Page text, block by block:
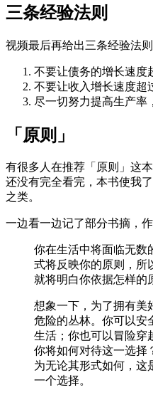
三条经验法则
视频最后再给出三条经验法
不要让债务的增长速度
不要让收入增长速度超
尽一切努力提高生产率
「原则」
有很多人在推荐「原则」这
还没有完全看完，本书使我
之类。
一边看一边记了部分书摘，作
你在生活中将面临无数
式将反映你的原则，所
就将明白你依据怎样的
想象一下，为了拥有美
危险的丛林。你可以安
生活；你也可以冒险穿
你将如何对待这一选择
为无论其形式如何，这
一个选择。